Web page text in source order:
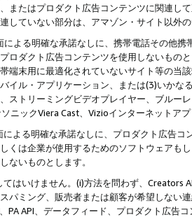
またはプロダクト広告コンテンツに関連し
していない部分は、アマゾン・サイト以外
による明確な承諾なしに、携帯電話その他
ロダクト広告コンテンツを使用しないもの
端末用に最適化されていないサイト等の当
イル・アプリケーション、または(3)いか
ストリーミングビデオプレイヤー、ブルー
ニックViera Cast、Vizioインターネットア
による明確な承諾なしに、プロダクト広告
くは企業が使用するためのソフトウェアも
ないものとします。
はいけません。(i)方法を問わず、Creators
パミング、販売者または顧客が希望しない
PA API、データフィード、プロダクト広告